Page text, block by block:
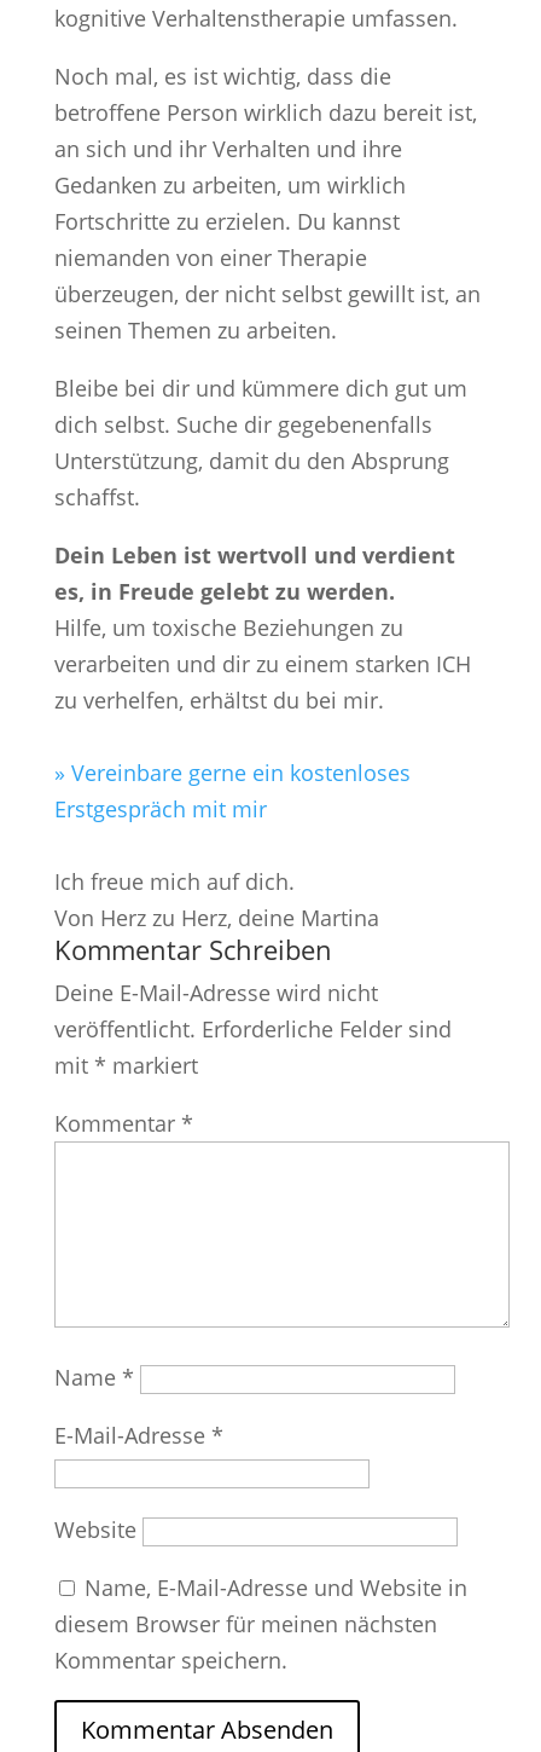
kognitive Verhaltenstherapie umfassen.
Noch mal, es ist wichtig, dass die
betroffene Person wirklich dazu bereit ist,
an sich und ihr Verhalten und ihre
Gedanken zu arbeiten, um wirklich
Fortschritte zu erzielen. Du kannst
niemanden von einer Therapie
überzeugen, der nicht selbst gewillt ist, an
seinen Themen zu arbeiten.
Bleibe bei dir und kümmere dich gut um
dich selbst. Suche dir gegebenenfalls
Unterstützung, damit du den Absprung
schaffst.
Dein Leben ist wertvoll und verdient
es, in Freude gelebt zu werden.
Hilfe, um toxische Beziehungen zu
verarbeiten und dir zu einem starken ICH
zu verhelfen, erhältst du bei mir.
» Vereinbare gerne ein kostenloses
Erstgespräch mit mir
Ich freue mich auf dich.
Von Herz zu Herz, deine Martina
Kommentar Schreiben
Deine E-Mail-Adresse wird nicht
veröffentlicht. Erforderliche Felder sind
mit * markiert
Kommentar *
Name *
E-Mail-Adresse *
Website
Name, E-Mail-Adresse und Website in
diesem Browser für meinen nächsten
Kommentar speichern.